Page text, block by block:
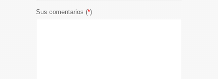
Sus comentarios (*)